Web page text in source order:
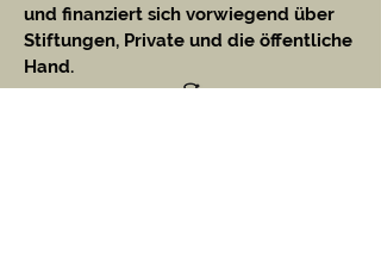
und finanziert sich vorwiegend über
Stiftungen, Private und die öffentliche
Hand.